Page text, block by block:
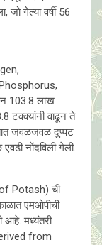
जो गेल्या वर्षी 56
103.8 लाख
टक्क्यांनी वाढून ते
जवळजवळ दुप्पट
नाेंदविली गेली.
Potash) ची
एमओपीची
आहे. मध्यंतरी
from